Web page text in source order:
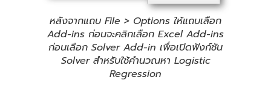
หลังจากแถบ File > Options ให้แถบเลือก
Add-ins ก่อนจะคลิกเลือก Excel Add-ins
ก่อนเลือก Solver Add-in เพื่อเปิดฟังก์ชัน
Solver สำหรับใช้คำนวณหา Logistic
Regression